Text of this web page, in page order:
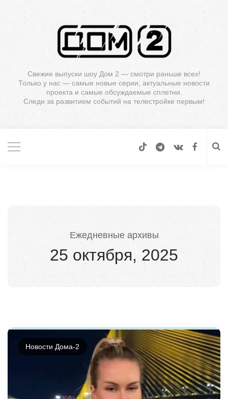
Свежие выпуски шоу Дом 2 — смотри раньше всех!
Только у нас — самые новые серии, актуальные новости
проекта и самые обсуждаемые сплетни.
Следи за развитием событий на телестройке первым!
Ежедневные архивы
25 октября, 2025
Новости Дома-2